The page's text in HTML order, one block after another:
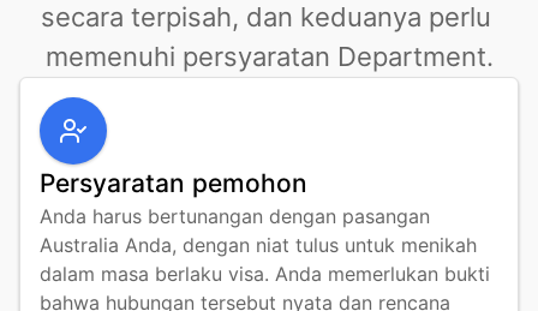
secara terpisah, dan keduanya perlu
memenuhi persyaratan Department.
Persyaratan pemohon
Anda harus bertunangan dengan pasangan
Australia Anda, dengan niat tulus untuk menikah
dalam masa berlaku visa. Anda memerlukan bukti
bahwa hubungan tersebut nyata dan rencana